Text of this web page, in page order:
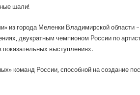
шали!
из города Меленки Владимирской области
двукратным чемпионом России по
выступлениях.
команд России, способной на создание